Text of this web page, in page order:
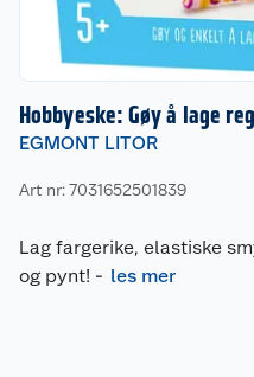
Hobbyeske: Gøy å lage
EGMONT LITOR
Art nr: 7031652501839
Lag fargerike, elastiske
og pynt! - les mer